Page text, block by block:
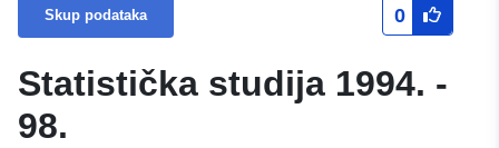
Skup podataka 0
Statistička studija 1994. -
98.